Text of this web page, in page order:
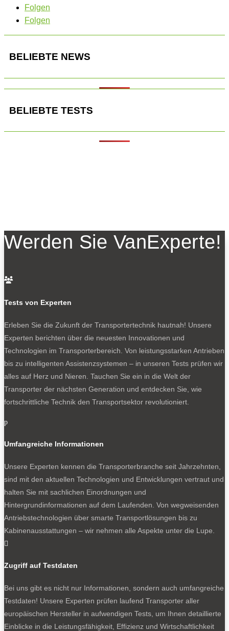
Folgen
Folgen
BELIEBTE NEWS
BELIEBTE TESTS
Werden Sie VanExperte!

Tests von Experten
Erleben Sie die Zukunft der Transportertechnik hautnah! Unsere
Experten berichten über die neuesten Innovationen und
Technologien im Transporterbereich. Von leistungsstarken Antrieben
bis zu intelligenten Assistenzsystemen – in unseren Tests prüfen wir
alles auf Herz und Nieren. Tauchen Sie ein in die Welt der
Transporter der nächsten Generation und entdecken Sie, wie
fortschrittliche Technik den Transportsektor revolutioniert.
p
Umfangreiche Informationen
Unsere Experten kennen die Transporterbranche seit Jahrzehnten,
sind mit den aktuellen Technologien und Entwicklungen vertraut und
halten Sie mit sachlichen Einordnungen und
Hintergrundinformationen auf dem Laufenden. Von wegweisenden
Antriebstechnologien über smarte Transportlösungen bis zu
Kabinenausstattungen – wir nehmen alle Aspekte unter die Lupe.

Zugriff auf Testdaten
Bei uns gibt es nicht nur Informationen, sondern auch umfangreiche
Testdaten! Unsere Experten prüfen laufend Transporter aller
europäischen Hersteller in aufwendigen Tests, um Ihnen detaillierte
Einblicke in die Leistungsfähigkeit, Effizienz und Wirtschaftlichkeit